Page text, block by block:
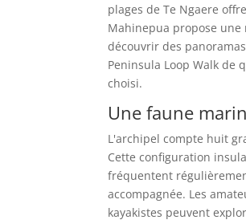
plages de Te Ngaere
Mahinepua propose
découvrir des
Peninsula Loop Walk
choisi.
Une faune
L'archipel compte huit
Cette configuration
fréquentent
accompagnée. Les
kayakistes peuvent